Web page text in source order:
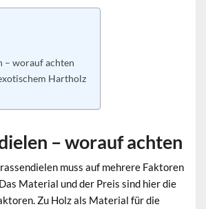
– worauf achten
Hartholz
– worauf achten
muss auf mehrere Faktoren
Material und der Preis sind hier die
Zu Holz als Material für die